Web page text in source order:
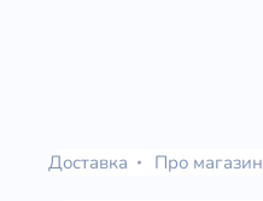
Доставка Про магазин